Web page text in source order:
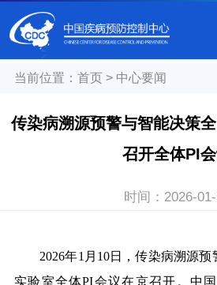
当前位置： 首页> 中心要闻
传染病溯源预警与智能决策
召开全体PI
时间： 2026-
2026年1月10日，传染病溯源
实验室全体PI会议在京召开。中